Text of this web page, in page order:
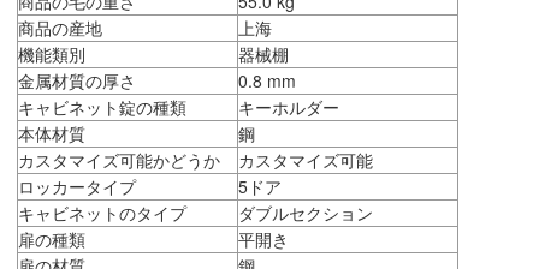
商品の産地
上海
機能類別
器械棚
金属材質の厚さ
0.8 mm
キャビネット錠の種類
キーホルダー
本体材質
鋼
カスタマイズ可能かどうか
カスタマイズ可能
ロッカータイプ
5ドア
キャビネットのタイプ
ダブルセクション
扉の種類
平開き